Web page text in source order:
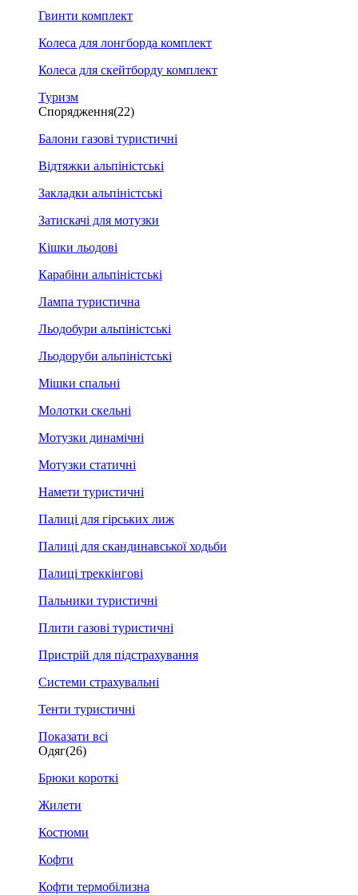
Гвинти комплект
Колеса для лонгборда комплект
Колеса для скейтборду комплект
Туризм
Спорядження(22)
Балони газові туристичні
Відтяжки альпіністські
Закладки альпіністські
Затискачі для мотузки
Кішки льодові
Карабіни альпіністські
Лампа туристична
Льодобури альпіністські
Льодоруби альпіністські
Мішки спальні
Молотки скельні
Мотузки динамічні
Мотузки статичні
Намети туристичні
Палиці для гірських лиж
Палиці для скандинавської ходьби
Палиці треккінгові
Пальники туристичні
Плити газові туристичні
Пристрій для підстрахування
Системи страхувальні
Тенти туристичні
Показати всі
Одяг(26)
Брюки короткі
Жилети
Костюми
Кофти
Кофти термобілизна